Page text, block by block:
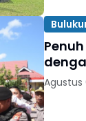
Agustus